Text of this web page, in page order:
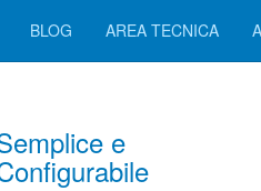
BLOG AREA TECNICA
e